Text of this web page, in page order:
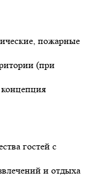
пожарные
(при
концепция
гостей с
и отдыха